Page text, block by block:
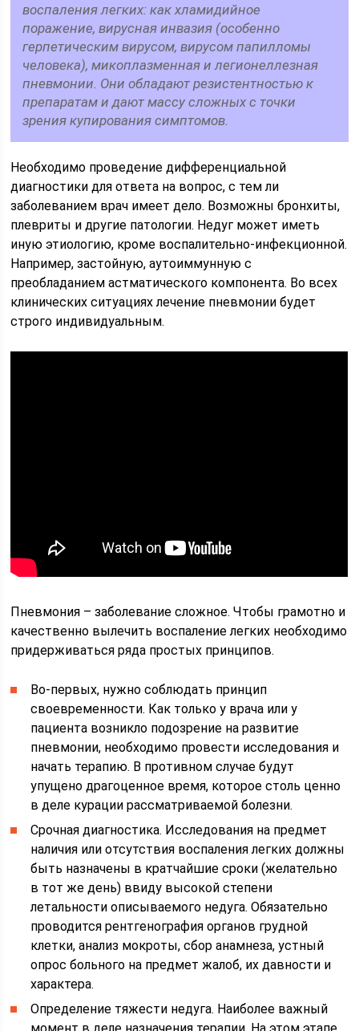
воспаления легких: как хламидийное
поражение, вирусная инвазия (особенно
герпетическим вирусом, вирусом папилломы
человека), микоплазменная и легионеллезная
пневмонии. Они обладают резистентностью к
препаратам и дают массу сложных с точки
зрения купирования симптомов.
Необходимо проведение дифференциальной
диагностики для ответа на вопрос, с тем ли
заболеванием врач имеет дело. Возможны бронхиты,
плевриты и другие патологии. Недуг может иметь
иную этиологию, кроме воспалительно-инфекционной.
Например, застойную, аутоиммунную с
преобладанием астматического компонента. Во всех
клинических ситуациях лечение пневмонии будет
строго индивидуальным.
Пневмония – заболевание сложное. Чтобы грамотно и
качественно вылечить воспаление легких необходимо
придерживаться ряда простых принципов.
Во-первых, нужно соблюдать принцип
своевременности. Как только у врача или у
пациента возникло подозрение на развитие
пневмонии, необходимо провести исследования и
начать терапию. В противном случае будут
упущено драгоценное время, которое столь ценно
в деле курации рассматриваемой болезни.
Срочная диагностика. Исследования на предмет
наличия или отсутствия воспаления легких должны
быть назначены в кратчайшие сроки (желательно
в тот же день) ввиду высокой степени
летальности описываемого недуга. Обязательно
проводится рентгенография органов грудной
клетки, анализ мокроты, сбор анамнеза, устный
опрос больного на предмет жалоб, их давности и
характера.
Определение тяжести недуга. Наиболее важный